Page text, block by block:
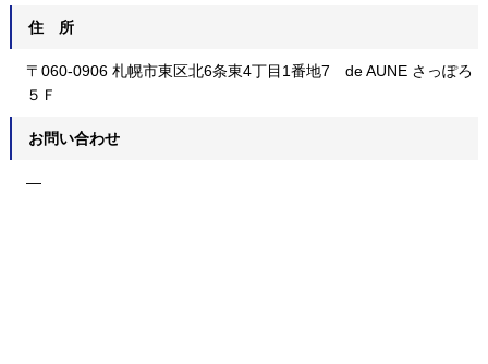
住 所
〒060-0906 札幌市東区北6条東4丁目1番地7 de AUNE さっぽろ
５Ｆ
お問い合わせ
—